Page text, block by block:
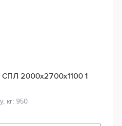
2000x2700x1100 1